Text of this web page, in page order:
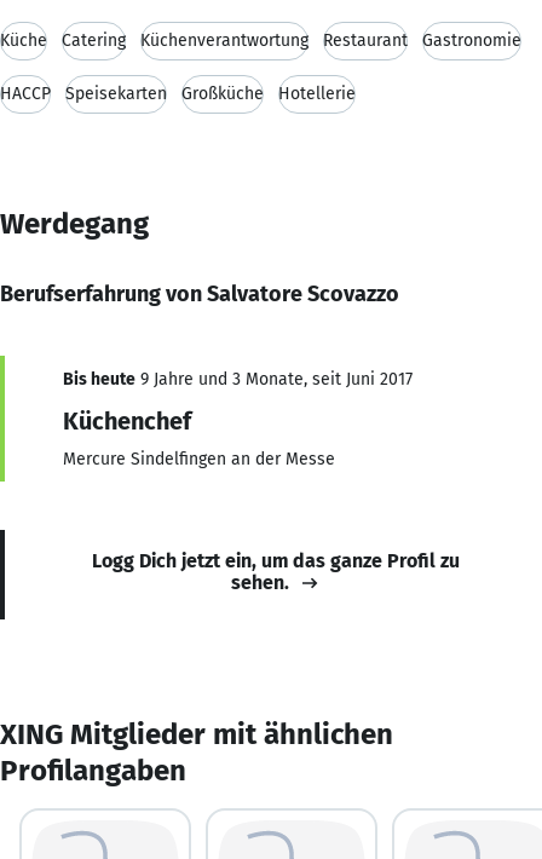
Küche Catering Küchenverantwortung Restaurant Gastronomie
HACCP Speisekarten Großküche Hotellerie
Werdegang
Berufserfahrung von Salvatore Scovazzo
Bis heute 9 Jahre und 3 Monate, seit Juni 2017
Küchenchef
Mercure Sindelfingen an der Messe
Logg Dich jetzt ein, um das ganze Profil zu
sehen.
XING Mitglieder mit ähnlichen
Profilangaben